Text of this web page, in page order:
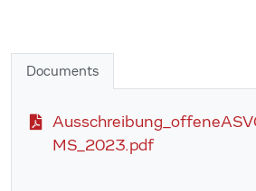
Documents
MS_2023.pdf